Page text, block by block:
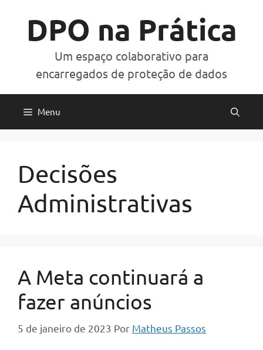
DPO na Prática
Um espaço colaborativo para
encarregados de proteção de dados
Menu
Decisões
Administrativas
A Meta continuará a
fazer anúncios
5 de janeiro de 2023 Por Matheus Passos